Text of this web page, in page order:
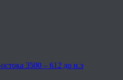
3500 – 612 до н.э